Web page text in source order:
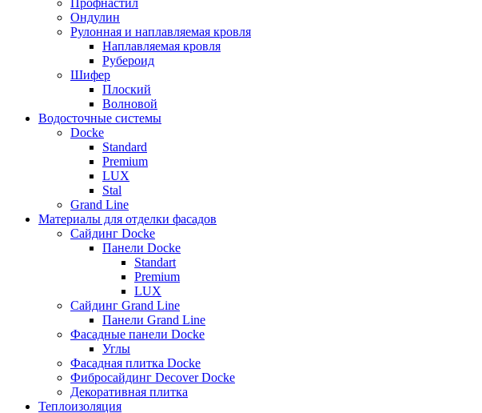
Профнастил
Ондулин
Рулонная и наплавляемая кровля
Наплавляемая кровля
Рубероид
Шифер
Плоский
Волновой
Водосточные системы
Docke
Standard
Premium
LUX
Stal
Grand Line
Материалы для отделки фасадов
Сайдинг Docke
Панели Docke
Standart
Premium
LUX
Сайдинг Grand Line
Панели Grand Line
Фасадные панели Docke
Углы
Фасадная плитка Docke
Фибросайдинг Decover Docke
Декоративная плитка
Теплоизоляция